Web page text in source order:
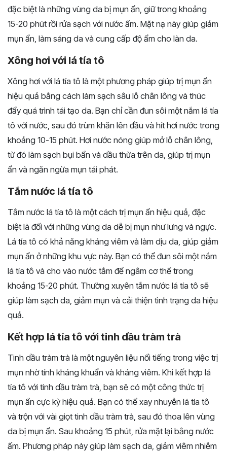
đặc biệt là những vùng da bị mụn ẩn, giữ trong khoảng
15-20 phút rồi rửa sạch với nước ấm. Mặt nạ này giúp giảm
mụn ẩn, làm sáng da và cung cấp độ ẩm cho làn da.
Xông hơi với lá tía tô
Xông hơi với lá tía tô là một phương pháp giúp trị mụn ẩn
hiệu quả bằng cách làm sạch sâu lỗ chân lông và thúc
đẩy quá trình tái tạo da. Bạn chỉ cần đun sôi một nắm lá tía
tô với nước, sau đó trùm khăn lên đầu và hít hơi nước trong
khoảng 10-15 phút. Hơi nước nóng giúp mở lỗ chân lông,
từ đó làm sạch bụi bẩn và dầu thừa trên da, giúp trị mụn
ẩn và ngăn ngừa mụn tái phát.
Tắm nước lá tía tô
Tắm nước lá tía tô là một cách trị mụn ẩn hiệu quả, đặc
biệt là đối với những vùng da dễ bị mụn như lưng và ngực.
Lá tía tô có khả năng kháng viêm và làm dịu da, giúp giảm
mụn ẩn ở những khu vực này. Bạn có thể đun sôi một nắm
lá tía tô và cho vào nước tắm để ngâm cơ thể trong
khoảng 15-20 phút. Thường xuyên tắm nước lá tía tô sẽ
giúp làm sạch da, giảm mụn và cải thiện tình trạng da hiệu
quả.
Kết hợp lá tía tô với tinh dầu tràm trà
Tinh dầu tràm trà là một nguyên liệu nổi tiếng trong việc trị
mụn nhờ tính kháng khuẩn và kháng viêm. Khi kết hợp lá
tía tô với tinh dầu tràm trà, bạn sẽ có một công thức trị
mụn ẩn cực kỳ hiệu quả. Bạn có thể xay nhuyễn lá tía tô
và trộn với vài giọt tinh dầu tràm trà, sau đó thoa lên vùng
da bị mụn ẩn. Sau khoảng 15 phút, rửa mặt lại bằng nước
ấm. Phương pháp này giúp làm sạch da, giảm viêm nhiễm